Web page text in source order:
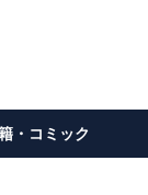
・コミック